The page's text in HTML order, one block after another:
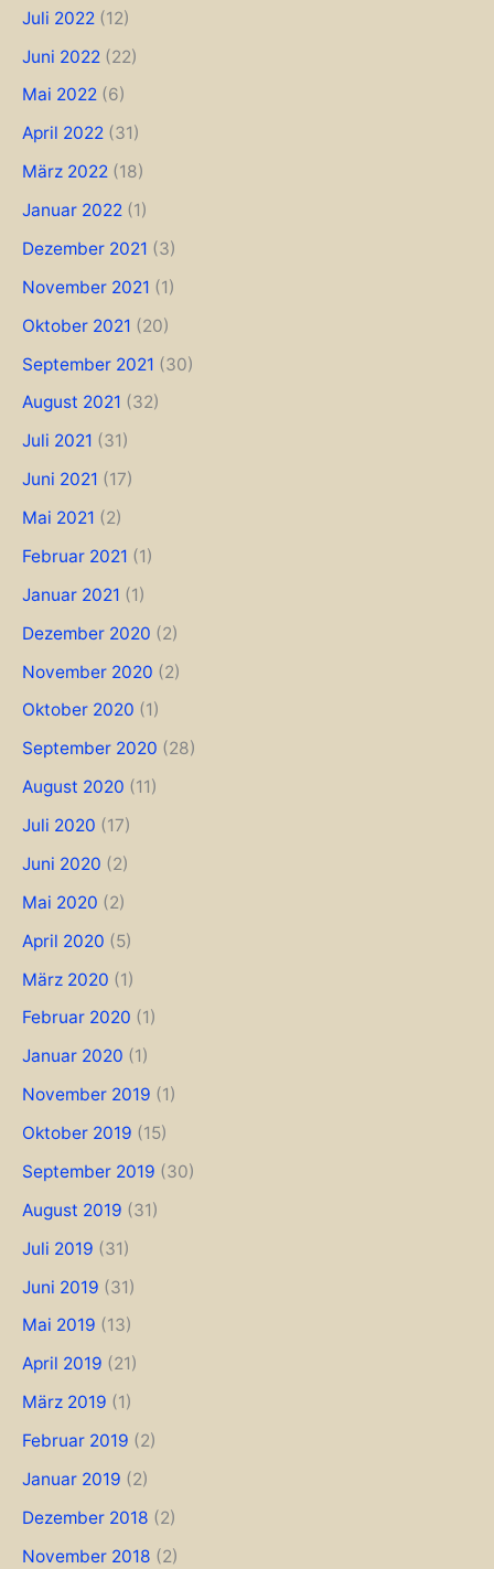
Juli 2022 (12)
Juni 2022 (22)
Mai 2022 (6)
April 2022 (31)
März 2022 (18)
Januar 2022 (1)
Dezember 2021 (3)
November 2021 (1)
Oktober 2021 (20)
September 2021 (30)
August 2021 (32)
Juli 2021 (31)
Juni 2021 (17)
Mai 2021 (2)
Februar 2021 (1)
Januar 2021 (1)
Dezember 2020 (2)
November 2020 (2)
Oktober 2020 (1)
September 2020 (28)
August 2020 (11)
Juli 2020 (17)
Juni 2020 (2)
Mai 2020 (2)
April 2020 (5)
März 2020 (1)
Februar 2020 (1)
Januar 2020 (1)
November 2019 (1)
Oktober 2019 (15)
September 2019 (30)
August 2019 (31)
Juli 2019 (31)
Juni 2019 (31)
Mai 2019 (13)
April 2019 (21)
März 2019 (1)
Februar 2019 (2)
Januar 2019 (2)
Dezember 2018 (2)
November 2018 (2)